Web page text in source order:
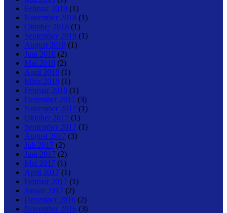
Februar 2019 (1)
November 2018 (1)
Oktober 2018 (1)
September 2018 (1)
August 2018 (1)
Juni 2018 (2)
Mai 2018 (2)
April 2018 (1)
März 2018 (1)
Februar 2018 (1)
Dezember 2017 (3)
November 2017 (1)
Oktober 2017 (1)
September 2017 (1)
August 2017 (3)
Juli 2017 (2)
Juni 2017 (2)
Mai 2017 (1)
April 2017 (1)
Februar 2017 (1)
Januar 2017 (2)
Dezember 2016 (2)
November 2016 (3)